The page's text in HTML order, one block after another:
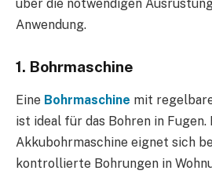
über die notwendigen
Anwendung.
1. Bohrmaschine
Eine Bohrmaschine mit
ist ideal für das Bohren in Fugen.
Akkubohrmaschine eignet sich
kontrollierte Bohrungen in